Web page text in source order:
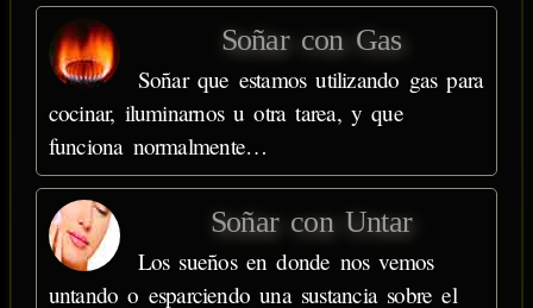
Soñar con Gas
Soñar que estamos utilizando gas para
cocinar, iluminarnos u otra tarea, y que
funciona normalmente…
Soñar con Untar
Los sueños en donde nos vemos
untando o esparciendo una sustancia sobre el